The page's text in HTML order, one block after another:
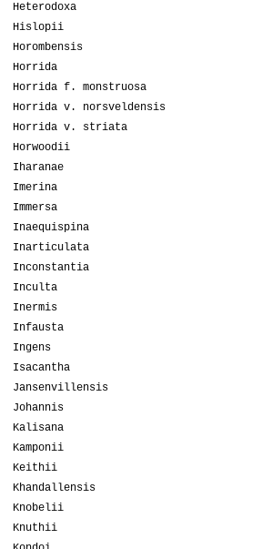
Heterodoxa
Hislopii
Horombensis
Horrida
Horrida f. monstruosa
Horrida v. norsveldensis
Horrida v. striata
Horwoodii
Iharanae
Imerina
Immersa
Inaequispina
Inarticulata
Inconstantia
Inculta
Inermis
Infausta
Ingens
Isacantha
Jansenvillensis
Johannis
Kalisana
Kamponii
Keithii
Khandallensis
Knobelii
Knuthii